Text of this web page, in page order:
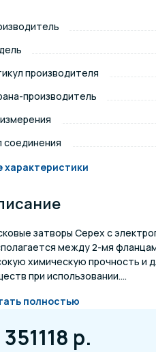
покрытия
и подсветка для
материалы
производителя
производитель
соединения
характеристики
затворы Cepex с
между 2-мя
химическую прочность и
при использовании....
полностью
351118 р.